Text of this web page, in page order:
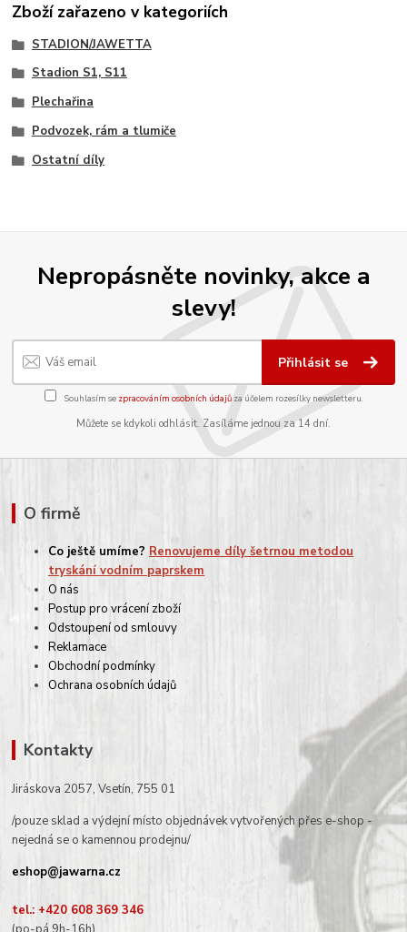
Zboží zařazeno v kategoriích
STADION/JAWETTA
Stadion S1, S11
Plechařina
Podvozek, rám a tlumiče
Ostatní díly
Nepropásněte novinky, akce a
slevy!
Přihlásit se
Souhlasím se zpracováním osobních údajůza účelem rozesílky newsletteru.
Můžete se kdykoli odhlásit. Zasíláme jednou za 14 dní.
O firmě
Co ještě umíme? Renovujeme díly šetrnou metodou
tryskání vodním paprskem
O nás
Postup pro vrácení zboží
Odstoupení od smlouvy
Reklamace
Obchodní podmínky
Ochrana osobních údajů
Kontakty
Jiráskova 2057, Vsetín, 755 01
/pouze sklad a výdejní místo objednávek vytvořených přes e-shop -
nejedná se o kamennou prodejnu/
eshop@jawarna.cz
tel.: +420 608 369 346